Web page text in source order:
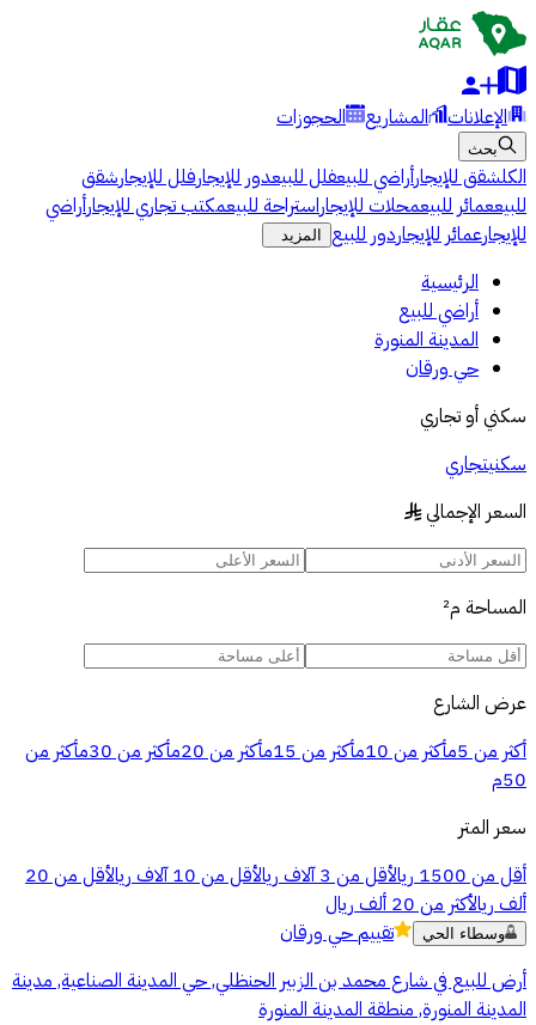
الإعلانات المشاريع الحجوزات
بحث
الكلشقق للإيجارأراضي للبيعفلل للبيعدور للإيجارفلل للإيجارشقق
للبيععمائر للبيعمحلات للإيجاراستراحة للبيعمكتب تجاري للإيجارأراضي
للإيجارعمائر للإيجاردور للبيع المزيد
الرئيسية
أراضي للبيع
المدينة المنورة
حي ورقان
سكني أو تجاري
سكنيتجاري
السعر الإجمالي §
المساحة م²
عرض الشارع
أكثر من 5م
أكثر من 10م أكثر من 15م أكثر من 20م أكثر من 30م
أكثر من
50م
سعر المتر
أقل من 1500 ريال
أقل من 3 آلاف ريال أقل من 10 آلاف ريال
أقل من 20
ألف ريالأكثر من 20 ألف ريال
وسطاء الحي تقييمحي ورقان
أرض للبيع في شارع محمد بن الزبير الحنظلي, حي المدينة الصناعية, مدينة
المدينة المنورة, منطقة المدينة المنورة